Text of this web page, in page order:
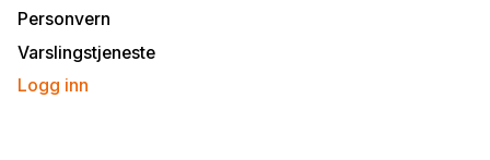
Personvern
Varslingstjeneste
Logg inn